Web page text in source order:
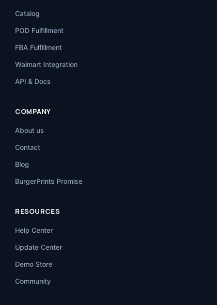
Catalog
POD Fulfillment
FBA Fulfillment
Walmart Integration
API & Docs
COMPANY
About us
Contact
Blog
BurgerPrints Promise
RESOURCES
Help Center
Update Center
Demo Store
Community